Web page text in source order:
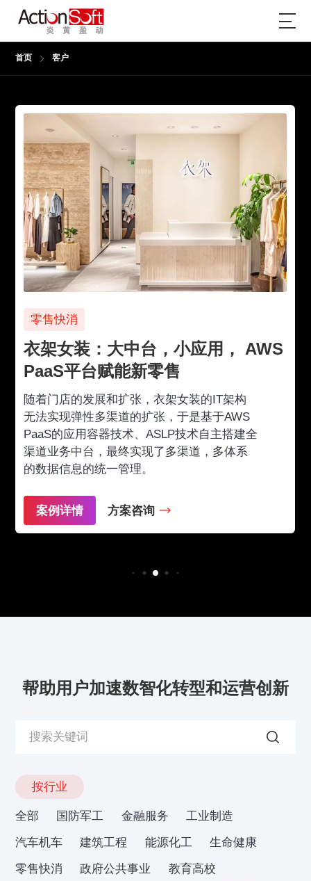
首页 客户
零售快消
衣架女装：大中台，小应用， AWS
PaaS平台赋能新零售
随着门店的发展和扩张，衣架女装的IT架构
无法实现弹性多渠道的扩张，于是基于AWS
PaaS的应用容器技术、ASLP技术自主搭建全
渠道业务中台，最终实现了多渠道，多体系
的数据信息的统一管理。
案例详情 方案咨询
帮助用户加速数智化转型和运营创新
按行业
全部 国防军工 金融服务
工业制造
汽车机车
建筑工程 能源化工
生命健康
零售快消
政府公共事业
教育高校